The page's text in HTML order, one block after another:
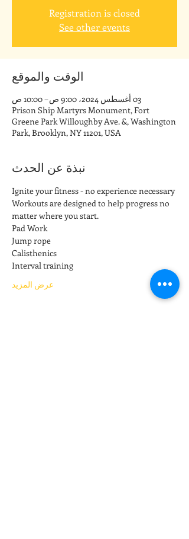
Registration is closed
See other events
الوقت والموقع
03 أغسطس 2024، 9:00 ص – 10:00 ص
Prison Ship Martyrs Monument, Fort
Greene Park Willoughby Ave. &, Washington
Park, Brooklyn, NY 11201, USA
نبذة عن الحدث
Ignite your fitness - no experience necessary
Workouts are designed to help progress no
matter where you start.
Pad Work
Jump rope
Calisthenics
Interval training
عرض المزيد